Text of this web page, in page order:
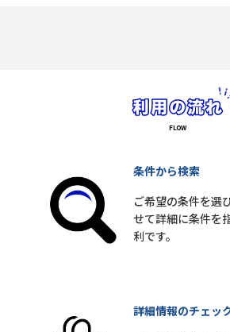
条件から検索
ご希望の条件を選
せて詳細に条件を
利です。
詳細情報のチェッ